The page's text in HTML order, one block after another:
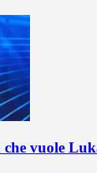
vuole